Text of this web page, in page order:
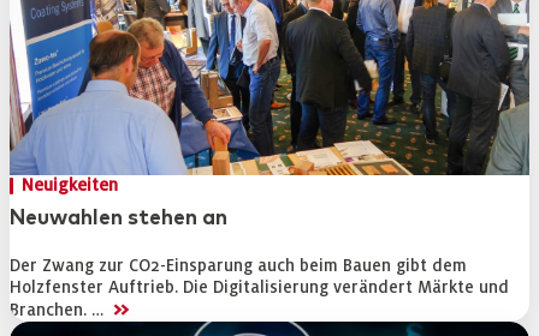
Neuigkeiten
Neuwahlen stehen an
Der Zwang zur CO2-Einsparung auch beim Bauen gibt dem
Holzfenster Auftrieb. Die Digitalisierung verändert Märkte und
Branchen. … >>